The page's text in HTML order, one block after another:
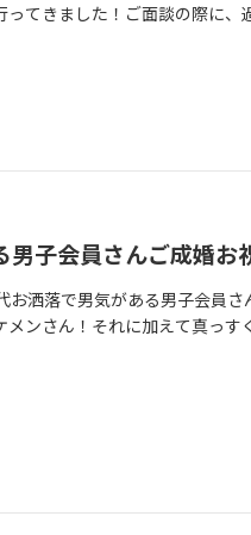
ってきました！ご面談の際に
せいただいて行動できた今日が
っていきましょう！私のアドバ
男子会員さんご成婚
洒落で男気がある男子会員
ンさん！それに加えて真っ
保留にして、再度プッシュし
にご縁の不思議を感じます。